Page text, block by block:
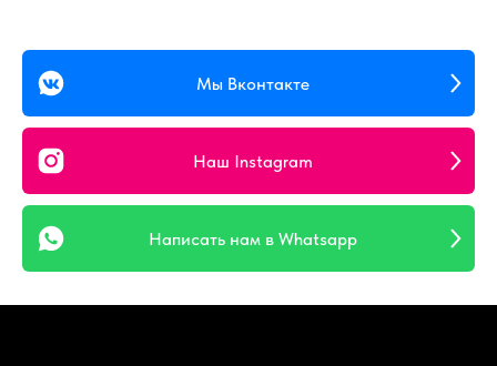
Мы Вконтакте
Наш Instagram
Написать нам в Whatsapp